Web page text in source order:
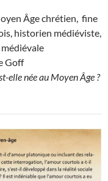
Âge chrétien, fine
historien médiéviste,
Goff
elle née au Moyen Âge ?